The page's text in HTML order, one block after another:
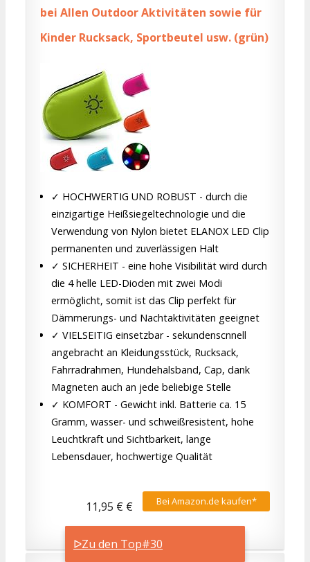
ᐅZu den Top#30
bei Allen Outdoor Aktivitäten sowie für
Kinder Rucksack, Sportbeutel usw. (grün)
✓ HOCHWERTIG UND ROBUST - durch die
einzigartige Heißsiegeltechnologie und die
Verwendung von Nylon bietet ELANOX LED Clip
permanenten und zuverlässigen Halt
✓ SICHERHEIT - eine hohe Visibilität wird durch
die 4 helle LED-Dioden mit zwei Modi
ermöglicht, somit ist das Clip perfekt für
Dämmerungs- und Nachtaktivitäten geeignet
✓ VIELSEITIG einsetzbar - sekundenscnnell
angebracht an Kleidungsstück, Rucksack,
Fahrradrahmen, Hundehalsband, Cap, dank
Magneten auch an jede beliebige Stelle
✓ KOMFORT - Gewicht inkl. Batterie ca. 15
Gramm, wasser- und schweißresistent, hohe
Leuchtkraft und Sichtbarkeit, lange
Lebensdauer, hochwertige Qualität
Bei Amazon.de kaufen*
11,95 € €